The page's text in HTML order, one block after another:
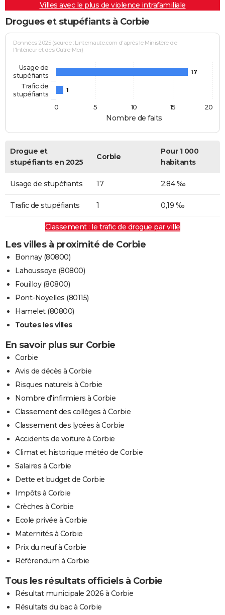
Villes avec le plus de violence intrafamiliale
Drogues et stupéfiants à Corbie
Nombre de faits
Données 2025 (source : Linternaute.com d'après le Ministère de
l'Intérieur et des Outre-Mer)
17
1
Usage de
stupéfiants
Trafic de
stupéfiants
0
5 10 15 20
Drogue et
stupéfiants en 2025
Corbie
Pour 1 000
habitants
Usage de stupéfiants 17 2,84 ‰
Trafic de stupéfiants 1 0,19 ‰
Classement : le trafic de drogue par ville
Les villes à proximité de Corbie
Bonnay (80800)
Lahoussoye (80800)
Fouilloy (80800)
Pont-Noyelles (80115)
Hamelet (80800)
Toutes les villes
En savoir plus sur Corbie
Corbie
Avis de décès à Corbie
Risques naturels à Corbie
Nombre d'infirmiers à Corbie
Classement des collèges à Corbie
Classement des lycées à Corbie
Accidents de voiture à Corbie
Climat et historique météo de Corbie
Salaires à Corbie
Dette et budget de Corbie
Impôts à Corbie
Crèches à Corbie
Ecole privée à Corbie
Maternités à Corbie
Prix du neuf à Corbie
Référendum à Corbie
Tous les résultats officiels à Corbie
Résultat municipale 2026 à Corbie
Résultats du bac à Corbie